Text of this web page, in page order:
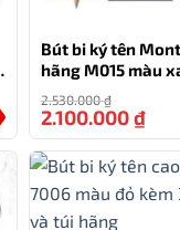
Bút bi ký tên
hãng M015 màu
2.530.000₫
2.100.000₫